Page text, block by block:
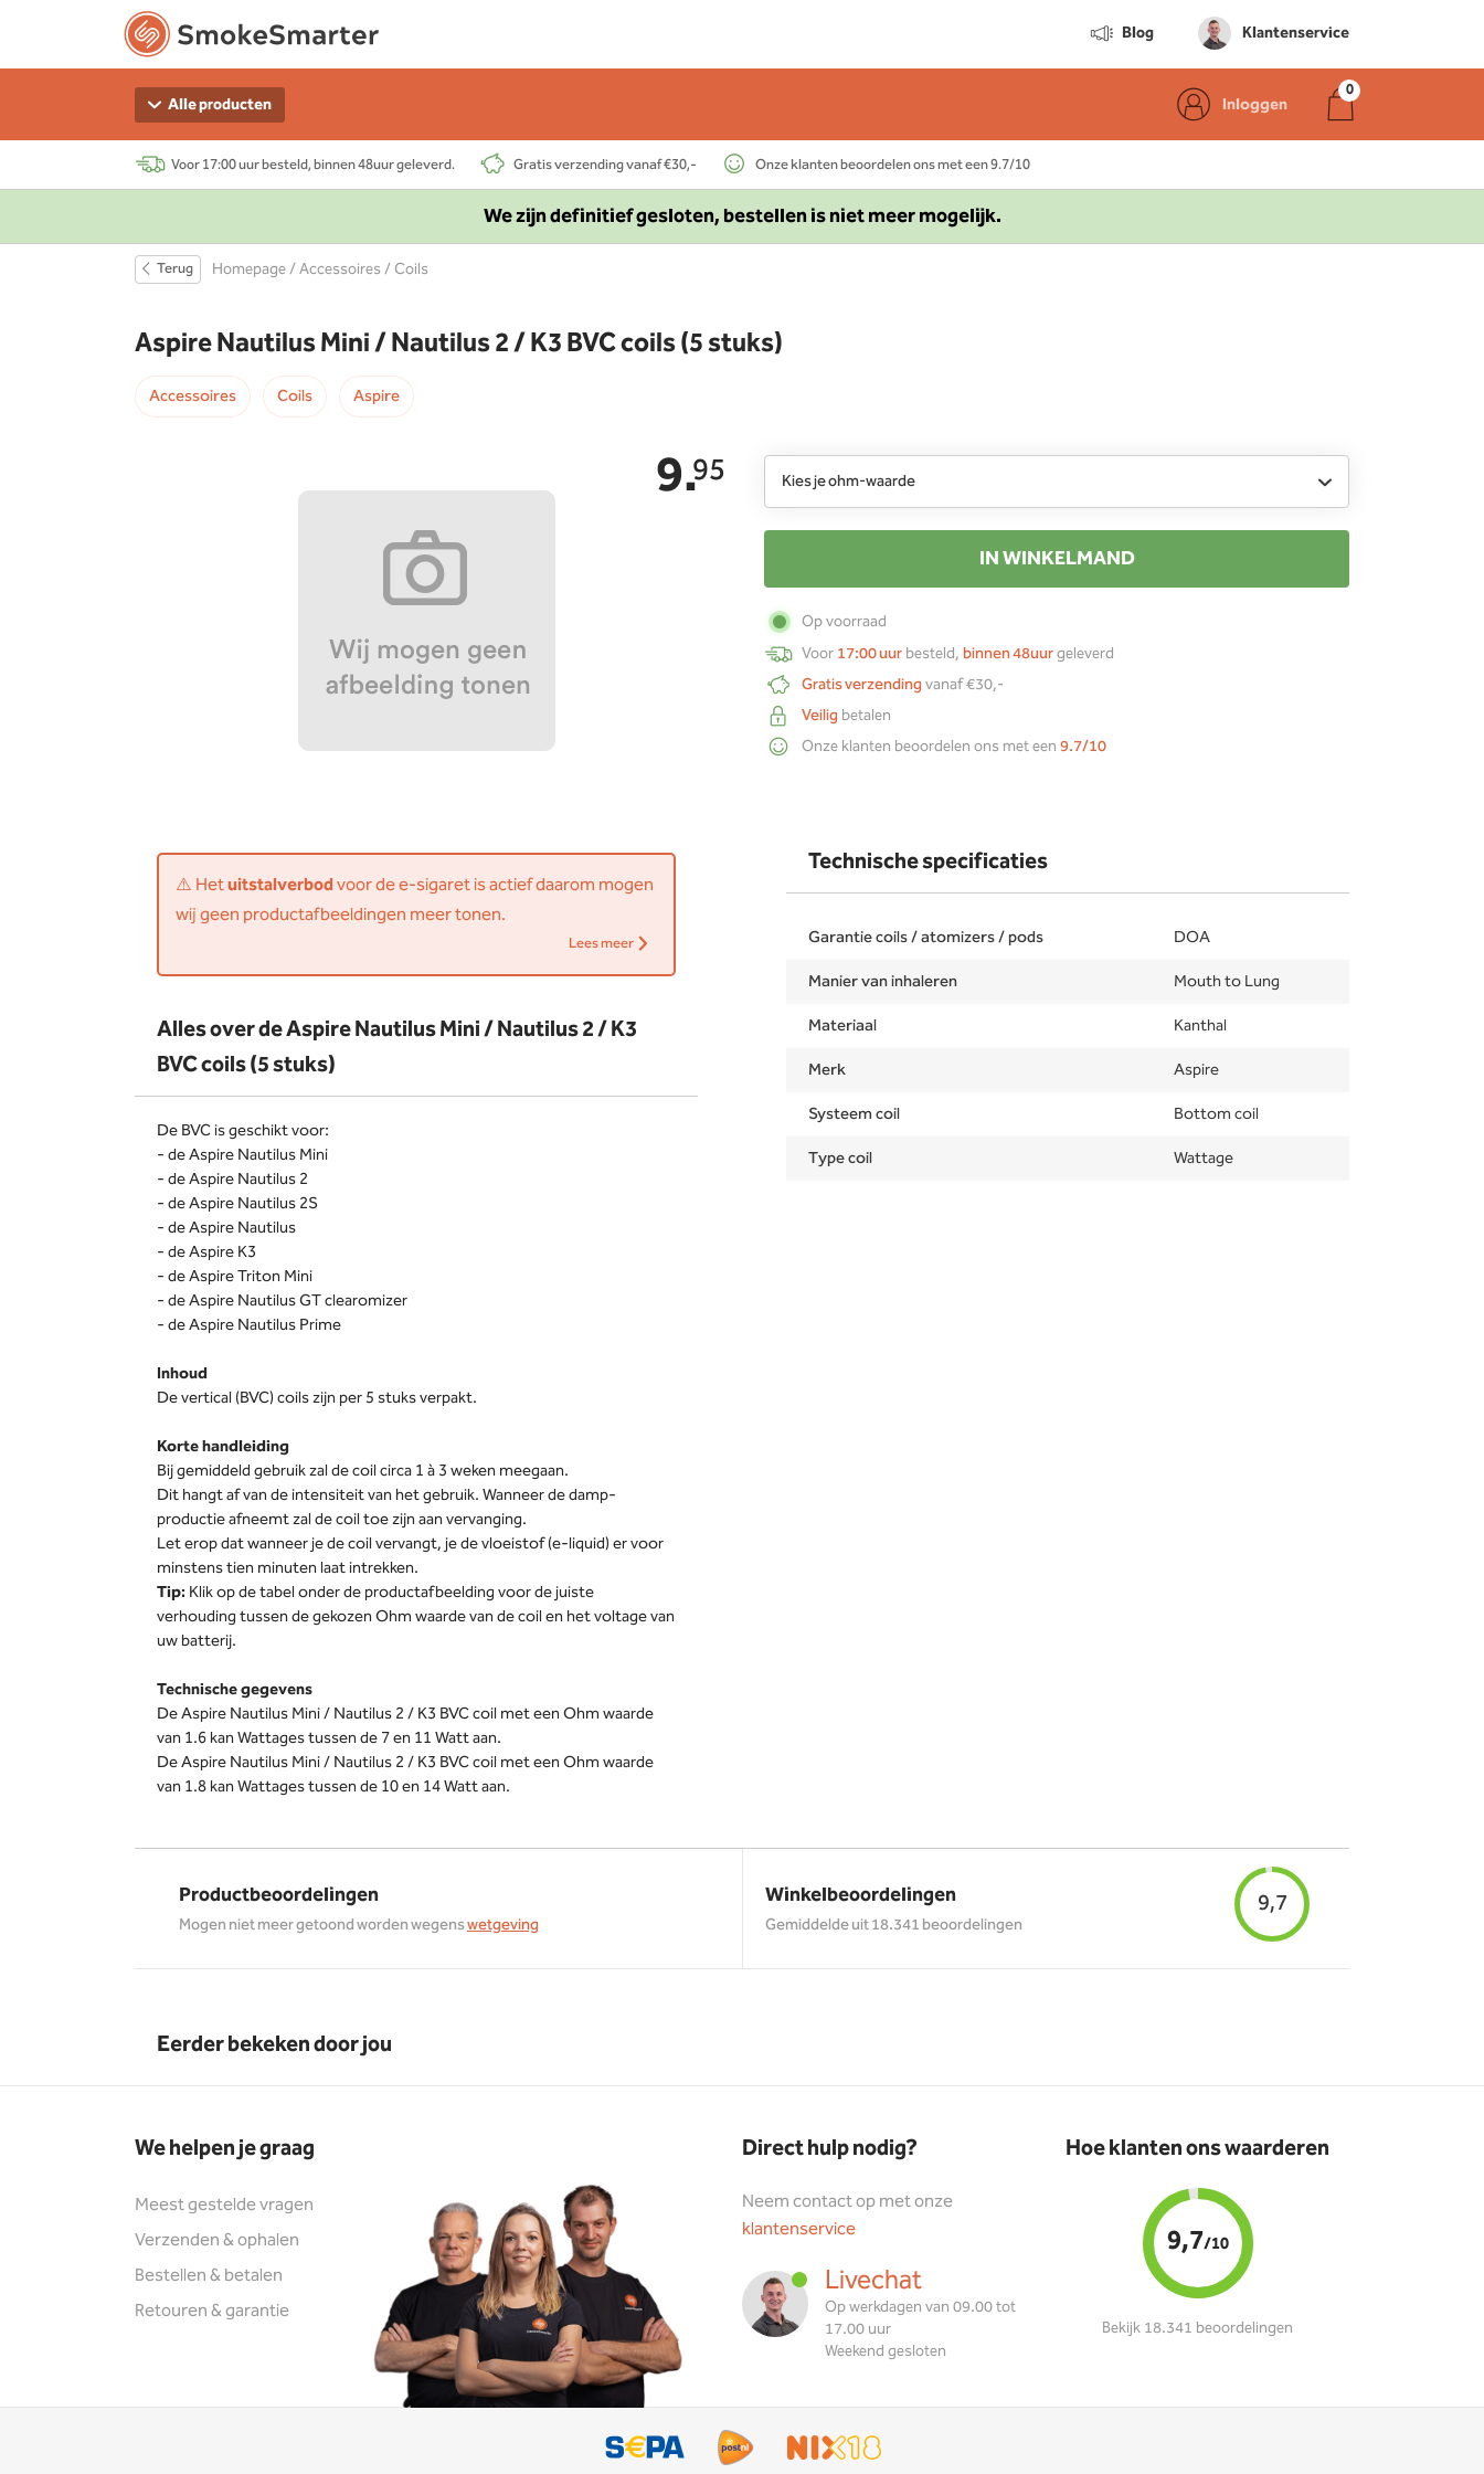
Blog Klantenservice
Alle producten Inloggen
Voor 17:00 uur besteld, binnen 48uur geleverd. Gratis verzending vanaf €30,- Onze klanten beoordelen ons met een 9.7/10
We zijn definitief gesloten, bestellen is niet meer mogelijk.
Terug Homepage/Accessoires/Coils
Aspire Nautilus Mini / Nautilus 2 / K3 BVC coils (5 stuks)
Accessoires Coils Aspire
9.95 Kies je ohm-waarde
IN WINKELMAND
Op voorraad
Voor17:00 uurbesteld,binnen 48uurgeleverd
Gratis verzendingvanaf €30,-
Veiligbetalen
Onze klanten beoordelen ons met een9.7/10
⚠️ Hetuitstalverbodvoor de e-sigaret is actief daarom mogen
wij geen productafbeeldingen meer tonen.
Lees meer
Alles over de Aspire Nautilus Mini / Nautilus 2 / K3
BVC coils (5 stuks)
De BVC is geschikt voor:
- de Aspire Nautilus Mini
- de Aspire Nautilus 2
- de Aspire Nautilus 2S
- de Aspire Nautilus
- de Aspire K3
- de Aspire Triton Mini
- de Aspire Nautilus GT clearomizer
- de Aspire Nautilus Prime
Inhoud
De vertical (BVC) coils zijn per 5 stuks verpakt.
Korte handleiding
Bij gemiddeld gebruik zal de coil circa 1 à 3 weken meegaan.
Dit hangt af van de intensiteit van het gebruik. Wanneer de damp-
productie afneemt zal de coil toe zijn aan vervanging.
Let erop dat wanneer je de coil vervangt, je de vloeistof (e-liquid) er voor
minstens tien minuten laat intrekken.
Tip: Klik op de tabel onder de productafbeelding voor de juiste
verhouding tussen de gekozen Ohm waarde van de coil en het voltage van
uw batterij.
Technische gegevens
De Aspire Nautilus Mini / Nautilus 2 / K3 BVC coil met een Ohm waarde
van 1.6 kan Wattages tussen de 7 en 11 Watt aan.
De Aspire Nautilus Mini / Nautilus 2 / K3 BVC coil met een Ohm waarde
van 1.8 kan Wattages tussen de 10 en 14 Watt aan.
Technische specificaties
Garantie coils / atomizers / pods
DOA
Manier van inhaleren
Mouth to Lung
Materiaal
Kanthal
Merk
Aspire
Systeem coil
Bottom coil
Type coil
Wattage
Productbeoordelingen
Mogen niet meer getoond worden wegenswetgeving
Winkelbeoordelingen
Gemiddelde uit 18.341 beoordelingen
9,7
Eerder bekeken door jou
We helpen je graag
Meest gestelde vragen
Verzenden & ophalen
Bestellen & betalen
Retouren & garantie
Direct hulp nodig?
Neem contact op met onze
klantenservice
Livechat
Op werkdagen van 09.00 tot
17.00 uur
Weekend gesloten
Hoe klanten ons waarderen
9,7/10
Bekijk 18.341 beoordelingen